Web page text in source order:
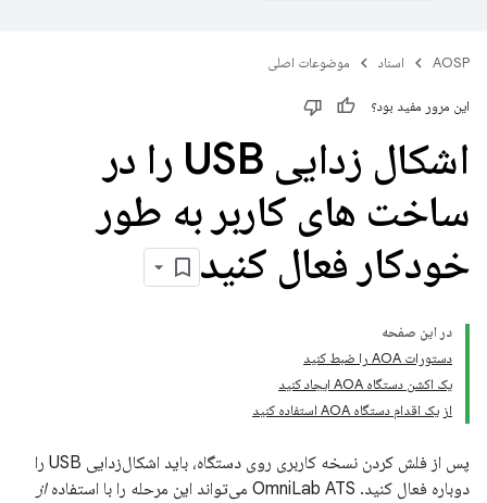
AOSP اسناد موضوعات اصلی
این مرور مفید بود؟
اشکال زدایی USB را در
ساخت های کاربر به طور
خودکار فعال کنید
در این صفحه
دستورات AOA را ضبط کنید
یک اکشن دستگاه AOA ایجاد کنید
از یک اقدام دستگاه AOA استفاده کنید
پس از فلش کردن نسخه کاربری روی دستگاه، باید اشکال‌زدایی USB را
دوباره فعال کنید. OmniLab ATS می‌تواند این مرحله را با استفاده
از